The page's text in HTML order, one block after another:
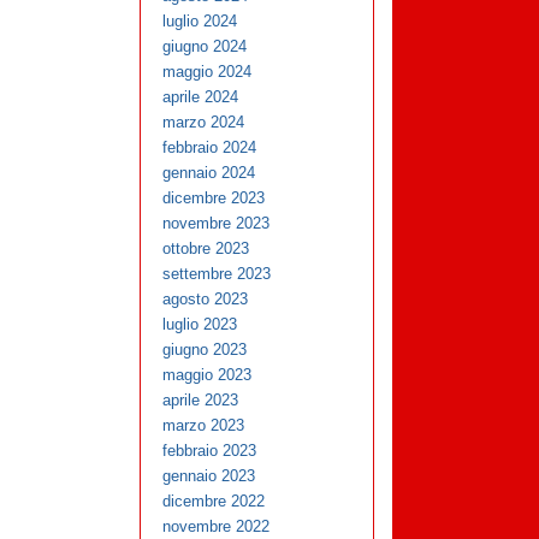
luglio 2024
giugno 2024
maggio 2024
aprile 2024
marzo 2024
febbraio 2024
gennaio 2024
dicembre 2023
novembre 2023
ottobre 2023
settembre 2023
agosto 2023
luglio 2023
giugno 2023
maggio 2023
aprile 2023
marzo 2023
febbraio 2023
gennaio 2023
dicembre 2022
novembre 2022